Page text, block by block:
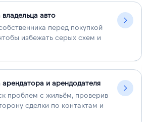
авто
перед покупкой
избежать серых схем и
и арендодателя
проблем с жильём, проверив
сделки по контактам и